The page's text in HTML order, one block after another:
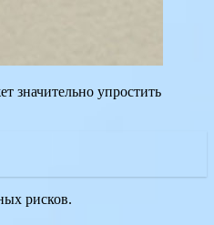
значительно упростить
рисков.